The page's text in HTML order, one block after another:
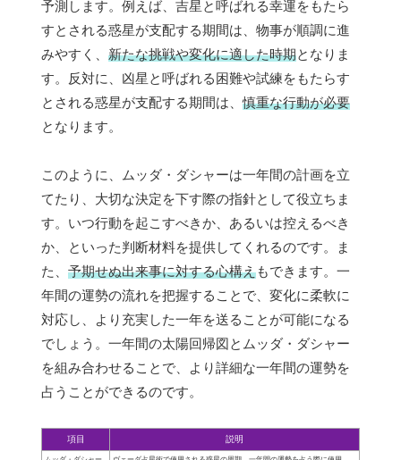
予測します。例えば、吉星と呼ばれる幸運をもたら
すとされる惑星が支配する期間は、物事が順調に進
みやすく、 新たな挑戦や変化に適した時期となりま
す。反対に、凶星と呼ばれる困難や試練をもたらす
とされる惑星が支配する期間は、慎重な行動が必要
となります。
このように、ムッダ・ダシャーは一年間の計画を立
てたり、大切な決定を下す際の指針として役立ちま
す。いつ行動を起こすべきか、あるいは控えるべき
か、といった判断材料を提供してくれるのです。ま
た、 予期せぬ出来事に対する心構えもできます。一
年間の運勢の流れを把握することで、変化に柔軟に
対応し、より充実した一年を送ることが可能になる
でしょう。一年間の太陽回帰図とムッダ・ダシャー
を組み合わせることで、より詳細な一年間の運勢を
占うことができるのです。
項目 説明